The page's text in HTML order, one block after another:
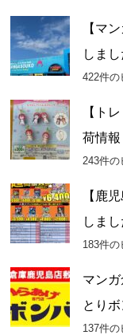
【マ
しまし
422件の
【ト
荷情報
243件の
【鹿
しまし
183件の
マン
とり
137件の